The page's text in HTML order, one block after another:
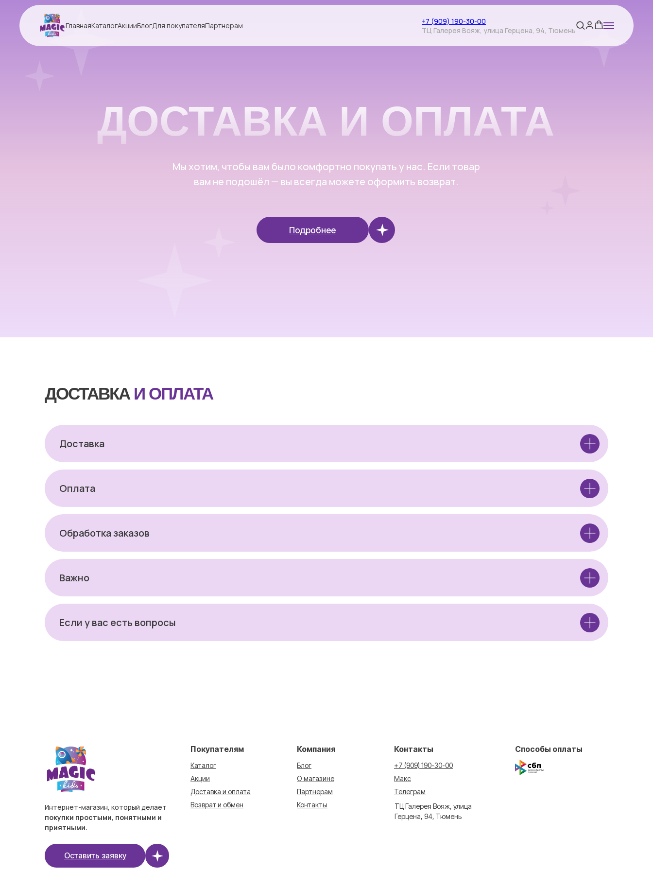
ГлавнаяКаталогАкцииБлогДля покупателяПартнерам
+7 (909) 190-30-00
ТЦ Галерея Вояж, улица Герцена, 94, Тюмень
ДОСТАВКА И ОПЛАТА
вам не подошёл — вы всегда можете оформить возврат.
ДОСТАВКА И ОПЛАТА
Доставка
Оплата
Обработка заказов
Важно
Если у вас есть вопросы
Оставить заявку
Интернет-магазин, который делает
покупки простыми, понятными и
приятными.
Контакты
+7 (909) 190-30-00
Макс
Телеграм
Акции
Покупателям
Каталог
Доставка и оплата
Возврат и обмен
Компания
Блог
О магазине
Партнерам
Контакты
Способы оплаты
ТЦ Галерея Вояж, улица
Герцена, 94, Тюмень